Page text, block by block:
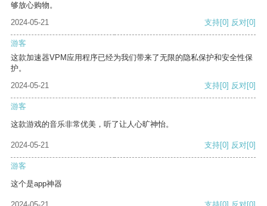
够放心购物。
2024-05-21
支持[0] 反对[0]
游客
这款加速器VPM应用程序已经为我们带来了无限的隐私保护和安全性保
护。
2024-05-21
支持[0] 反对[0]
游客
这款游戏的音乐非常优美，听了让人心旷神怡。
2024-05-21 支持[0] 反对[0]
游客
这个是app神器